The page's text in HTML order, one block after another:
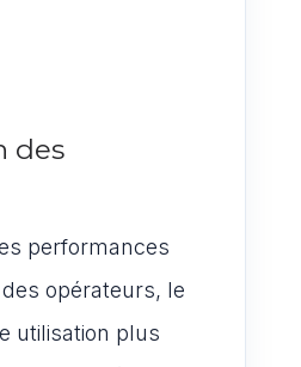
des
performances
opérateurs, le
utilisation plus